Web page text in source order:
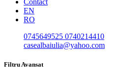
Contact
EN
RO
0745649525 0740214410
casealbaiulia@yahoo.com
Filtru Avansat